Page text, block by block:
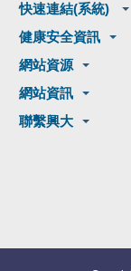
快速連結(系統)
健康安全資訊
網站資源
網站資訊
聯繫興大